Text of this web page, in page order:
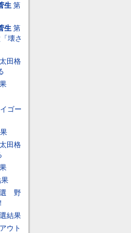
生第
生第
壊さ
田格
ゴー
田格
選 野
結果
ウト